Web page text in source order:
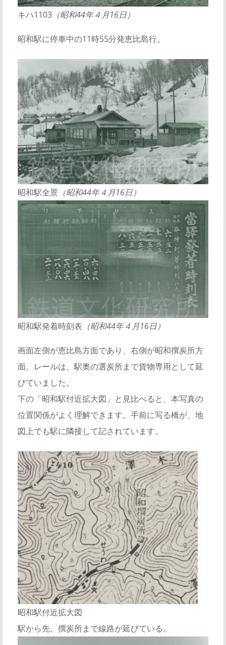
キハ1103 （昭和44年４月16日）
昭和駅に停車中の11時55分発恵比島行。
昭和駅全景 （昭和44年４月16日）
昭和駅発着時刻表 （昭和44年４月16日）
画面左側が恵比島方面であり、右側が昭和撰炭所方
面。レールは、駅奥の選炭所まで貨物専用として延
びていました。
下の「昭和駅付近拡大図」と見比べると、本写真の
位置関係がよく理解できます。手前に写る橋が、地
図上でも駅に隣接して記されています。
昭和駅付近拡大図
駅から先、撰炭所まで線路が延びている。